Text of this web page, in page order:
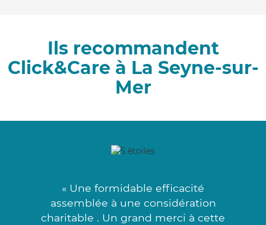
Ils recommandent
Click&Care à La Seyne-sur-
Mer
« Une formidable efficacité
assemblée à une considération
charitable . Un grand merci à cette